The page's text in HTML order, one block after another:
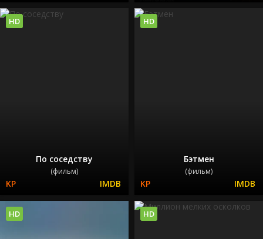
По соседству
(фильм)
HD
Бэтмен
(фильм)
HD
HD HD